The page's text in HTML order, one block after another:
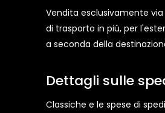
Vendita esclusivamente via
di trasporto in piú, per
a seconda della
Dettagli sulle
Classiche e le spese di